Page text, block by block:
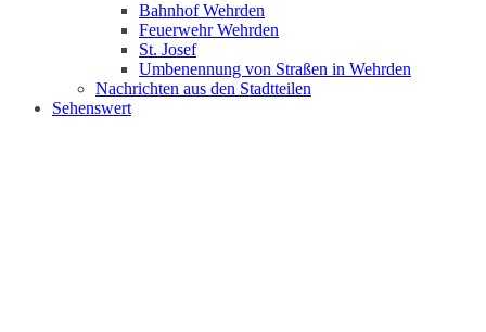
Bahnhof Wehrden
Feuerwehr Wehrden
St. Josef
Umbenennung von Straßen in Wehrden
Nachrichten aus den Stadtteilen
Sehenswert